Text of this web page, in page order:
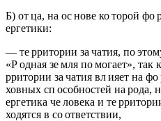
Б) от ца, на ос нове ко торой фо
ергетики:
— те рритории за чатия, по
«Р одная зе мля по могает», так
рритории за чатия вл ияет на
ховных сп особностей на рода,
ергетика че ловека и те
ходятся в со ответствии,